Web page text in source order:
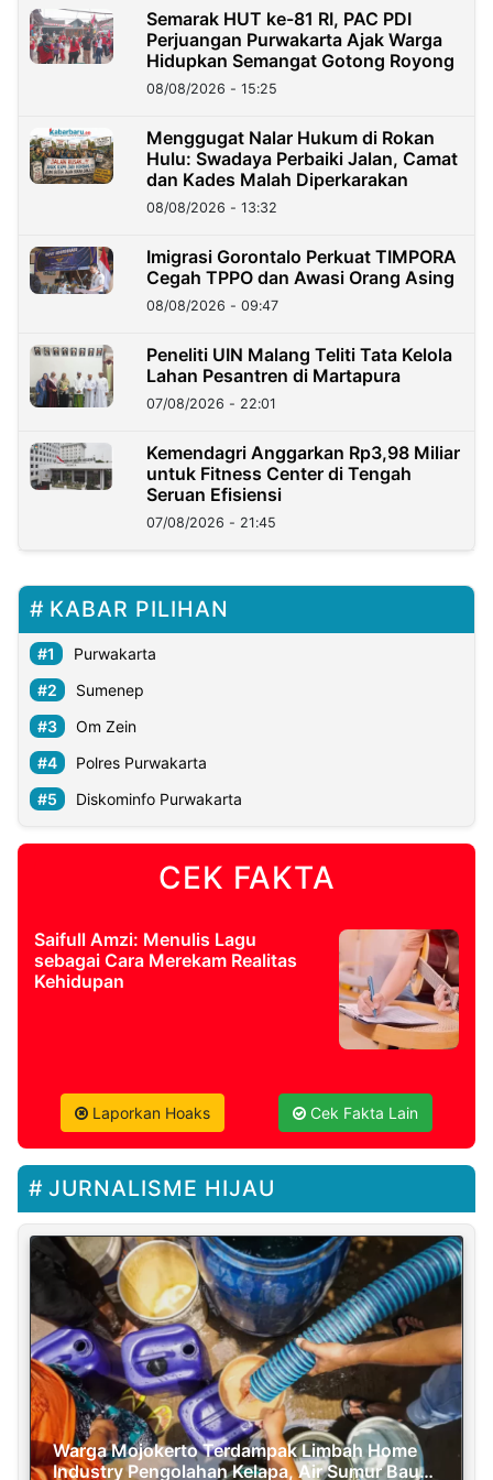
Semarak HUT ke-81 RI, PAC PDI
Perjuangan Purwakarta Ajak Warga
Hidupkan Semangat Gotong Royong
08/08/2026 - 15:25
Menggugat Nalar Hukum di Rokan
Hulu: Swadaya Perbaiki Jalan, Camat
dan Kades Malah Diperkarakan
08/08/2026 - 13:32
Imigrasi Gorontalo Perkuat TIMPORA
Cegah TPPO dan Awasi Orang Asing
08/08/2026 - 09:47
Peneliti UIN Malang Teliti Tata Kelola
Lahan Pesantren di Martapura
07/08/2026 - 22:01
Kemendagri Anggarkan Rp3,98 Miliar
untuk Fitness Center di Tengah
Seruan Efisiensi
07/08/2026 - 21:45
KABAR PILIHAN
Purwakarta
Sumenep
Om Zein
Polres Purwakarta
Diskominfo Purwakarta
CEK FAKTA
Saifull Amzi: Menulis Lagu
sebagai Cara Merekam Realitas
Kehidupan
Laporkan Hoaks Cek Fakta Lain
JURNALISME HIJAU
Warga Mojokerto Terdampak Limbah Home
Industry Pengolahan Kelapa, Air Sumur Bau